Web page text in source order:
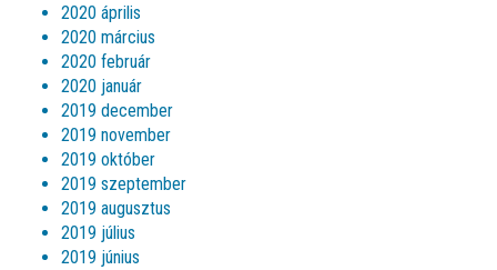
2020 április
2020 március
2020 február
2020 január
2019 december
2019 november
2019 október
2019 szeptember
2019 augusztus
2019 július
2019 június